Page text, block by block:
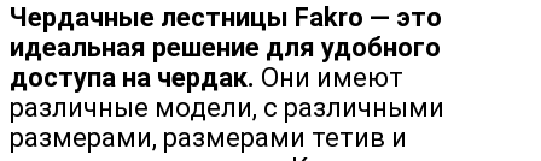
Чердачные лестницы Fakro — это
идеальная решение для удобного
доступа на чердак. Они имеют
различные модели, с различными
размерами, размерами тетив и